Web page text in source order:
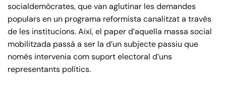
socialdemòcrates, que van aglutinar les demandes
populars en un programa reformista canalitzat a través
de les institucions. Així, el paper d’aquella massa social
mobilitzada passà a ser la d’un subjecte passiu que
només intervenia com suport electoral d’uns
representants polítics.